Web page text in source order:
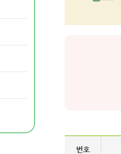
번호